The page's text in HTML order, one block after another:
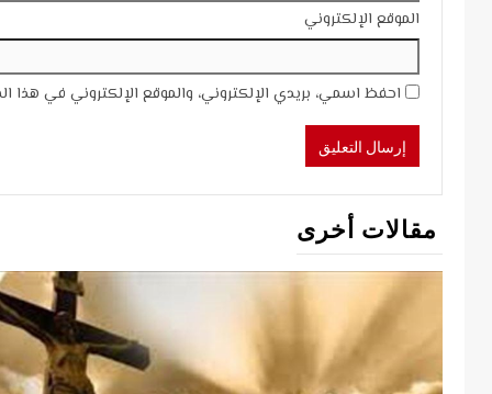
الموقع الإلكتروني
احفظ اسمي، بريدي الإلكتروني، والموقع الإلكتروني في هذا
مقالات أخرى